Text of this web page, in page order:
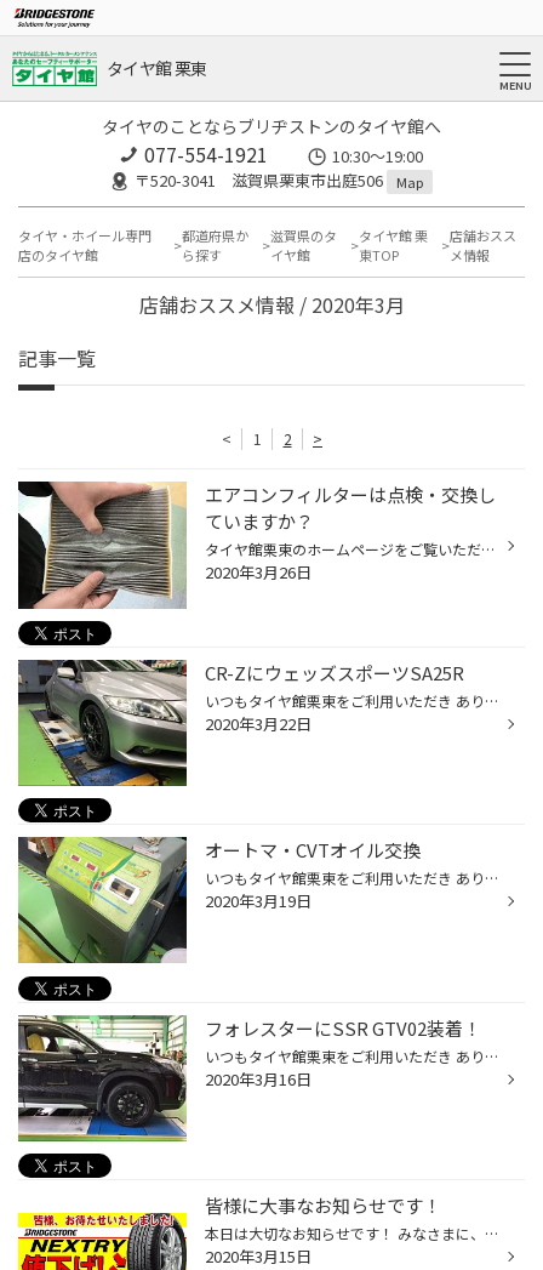
タイヤ館 栗東
タイヤのことならブリヂストンのタイヤ館へ
077-554-1921
10:30～19:00
〒520-3041 滋賀県栗東市出庭506
Map
タイヤ・ホイール専門
店のタイヤ館
都道府県か
ら探す
滋賀県のタ
イヤ館
タイヤ館 栗
東TOP
店舗おスス
メ情報
店舗おススメ情報 / 2020年3月
記事一覧
< 1 2 >
エアコンフィルターは点検・交換し
ていますか？
タイヤ館栗東のホームページをご覧いただき有難うございます。 ところで皆さま、愛車のエアコンフィルター 点検・交換はしていますか？ エアコンフィルターは快適にドライブをする為に 欠かせないアイテムの1つです！ エアコンフィルターの交換目安は 10000km走行又、1年に1回です！ そしてこれが１...
2020年3月26日
CR-ZにウェッズスポーツSA25R
いつもタイヤ館栗東をご利用いただき ありがとうございます。 ホンダ ＣＲ－Ｚに ウェッズスポーツ ＳＡ25Ｒを装着させて いただきました。 サイズは17×70 5/114.3 48 ＷＢＣ 落ち着いた色でシブいですね～ボディの色ともいい感じです！ タイヤは今年発売のＰＸ2！ 同時にタイヤ長持ちアライメント ...
2020年3月22日
オートマ・CVTオイル交換
いつもタイヤ館栗東をご利用いただき ありがとうございます。 皆様エンジンオイルは交換されたこと有ると思いますが オートマ・CVTオイルの交換はしてますでしょうか？ オートマ・CVTオイルを交換しないと 変速時のショックの増加（オートマ）燃費の悪化などに繋がりますので 定期的な交換をオスス...
2020年3月19日
フォレスターにSSR GTV02装着！
いつもタイヤ館栗東をご利用いただき ありがとうございます。 本日スバル フォレスターに ＳＳＲ ＧＴＶ02を装着させていただきました。 SSR GTV02サイト サイズは18×7.5 5/114 48 ＦＢ（フラットブラック） ボディーがブラックなのでやっぱり ブラックのホイールが似合いますね！ もちろん タイヤ...
2020年3月16日
皆様に大事なお知らせです！
本日は大切なお知らせです！ みなさまに、ごひいきいただいてました ブリヂストンのお手頃タイヤ 「 ネクストリー 」を タイヤ館栗東での ご提供価格を・・・ 「値下げしました！」 従来よりブリヂストンブランドの中では 価格的にお求めやすく、 「低燃費タイヤでお手頃」と いうことでご愛顧いた...
2020年3月15日